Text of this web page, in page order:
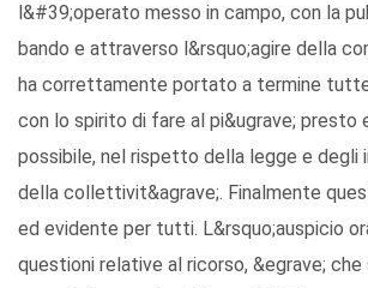
l&#39;operato messo in campo, con la
bando e attraverso l&rsquo;agire della
ha correttamente portato a termine
con lo spirito di fare al pi&ugrave; presto
possibile, nel rispetto della legge e degli
della collettivit&agrave;. Finalmente
ed evidente per tutti. L&rsquo;auspicio
questioni relative al ricorso, &egrave; che